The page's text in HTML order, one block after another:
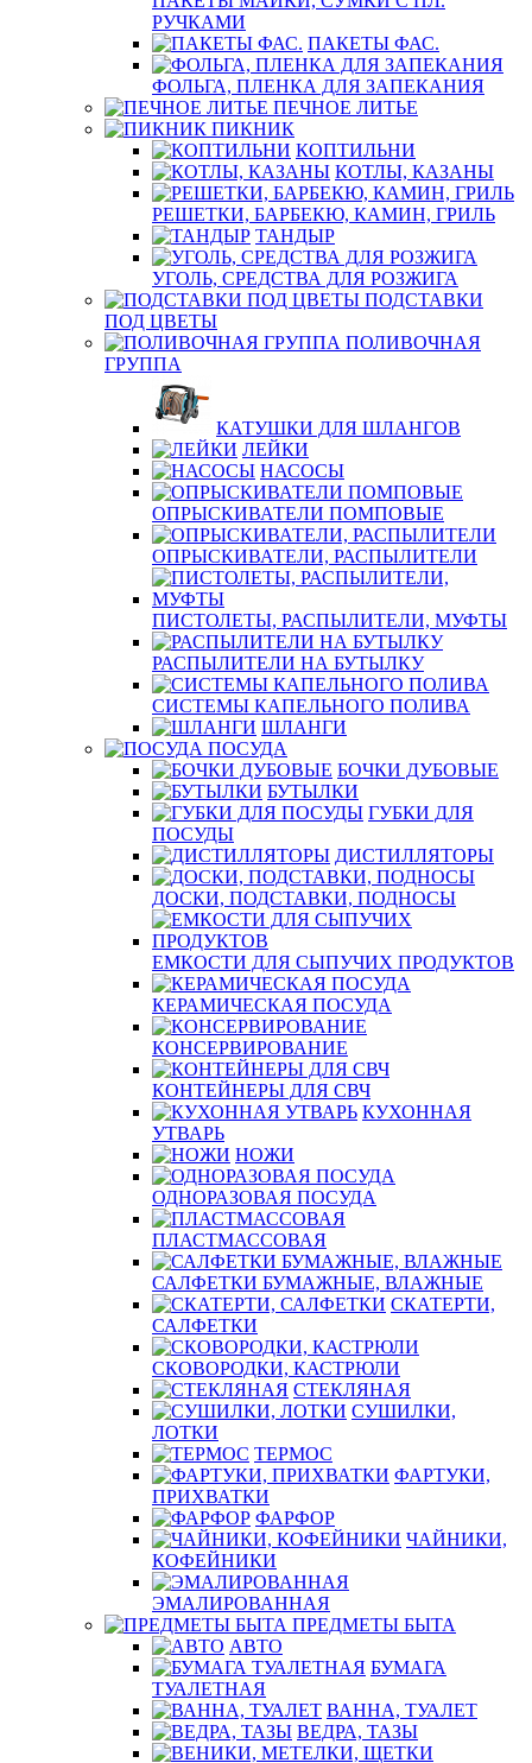
РУЧКАМИ
ПАКЕТЫ ФАС.
ФОЛЬГА, ПЛЕНКА ДЛЯ ЗАПЕКАНИЯ
ПЕЧНОЕ ЛИТЬЕ
ПИКНИК
КОПТИЛЬНИ
КОТЛЫ, КАЗАНЫ
РЕШЕТКИ, БАРБЕКЮ, КАМИН, ГРИЛЬ
ТАНДЫР
УГОЛЬ, СРЕДСТВА ДЛЯ РОЗЖИГА
ПОДСТАВКИ
ПОД ЦВЕТЫ
ПОЛИВОЧНАЯ
ГРУППА
КАТУШКИ ДЛЯ ШЛАНГОВ
ЛЕЙКИ
НАСОСЫ
ОПРЫСКИВАТЕЛИ ПОМПОВЫЕ
ОПРЫСКИВАТЕЛИ, РАСПЫЛИТЕЛИ
ПИСТОЛЕТЫ, РАСПЫЛИТЕЛИ, МУФТЫ
РАСПЫЛИТЕЛИ НА БУТЫЛКУ
СИСТЕМЫ КАПЕЛЬНОГО ПОЛИВА
ШЛАНГИ
ПОСУДА
БОЧКИ ДУБОВЫЕ
БУТЫЛКИ
ГУБКИ ДЛЯ
ПОСУДЫ
ДИСТИЛЛЯТОРЫ
ДОСКИ, ПОДСТАВКИ, ПОДНОСЫ
ЕМКОСТИ ДЛЯ СЫПУЧИХ ПРОДУКТОВ
КЕРАМИЧЕСКАЯ ПОСУДА
КОНСЕРВИРОВАНИЕ
КОНТЕЙНЕРЫ ДЛЯ СВЧ
КУХОННАЯ
УТВАРЬ
НОЖИ
ОДНОРАЗОВАЯ ПОСУДА
ПЛАСТМАССОВАЯ
САЛФЕТКИ БУМАЖНЫЕ, ВЛАЖНЫЕ
СКАТЕРТИ,
САЛФЕТКИ
СКОВОРОДКИ, КАСТРЮЛИ
СТЕКЛЯНАЯ
СУШИЛКИ,
ЛОТКИ
ТЕРМОС
ФАРТУКИ,
ПРИХВАТКИ
ФАРФОР
ЧАЙНИКИ,
КОФЕЙНИКИ
ЭМАЛИРОВАННАЯ
ПРЕДМЕТЫ БЫТА
АВТО
БУМАГА
ТУАЛЕТНАЯ
ВАННА, ТУАЛЕТ
ВЕДРА, ТАЗЫ